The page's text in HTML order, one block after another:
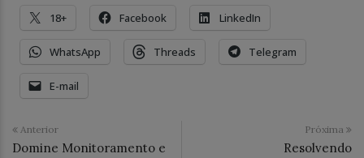
18+ Facebook LinkedIn
WhatsApp Threads Telegram
E-mail
Anterior
Domine Monitoramento e
Próxima
Resolvendo